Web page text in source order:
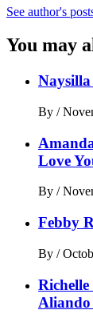
See author's
You may
By /
Love
By /
Febby
By /
Aliando